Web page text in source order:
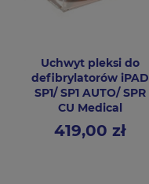
Uchwyt pleksi do
defibrylatorów iPAD
SP1/ SP1 AUTO/ SPR
CU Medical
Cena419,00 zł